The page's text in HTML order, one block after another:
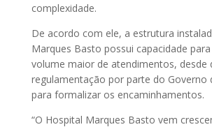
complexidade.
De acordo com ele, a estrutura
Marques Basto possui capacidade
volume maior de atendimentos, desde
regulamentação por parte do Governo
para formalizar os encaminhamentos.
“O Hospital Marques Basto vem